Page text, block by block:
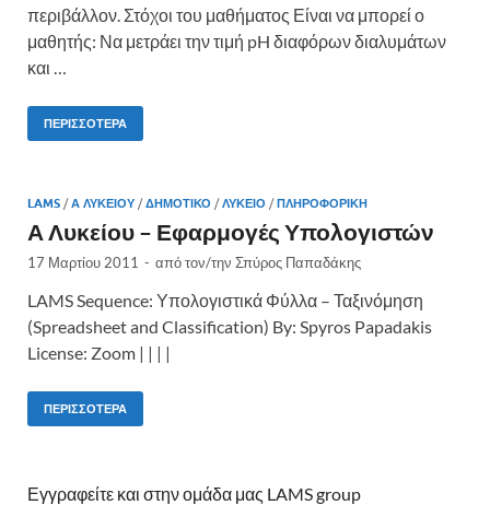
περιβάλλον. Στόχοι του μαθήματος Είναι να μπορεί ο
μαθητής: Να μετράει την τιμή pH διαφόρων διαλυμάτων
και …
ΠΕΡΙΣΣΌΤΕΡΑ
LAMS /Α ΛΥΚΕΊΟΥ /ΔΗΜΟΤΙΚΌ /ΛΎΚΕΙΟ /ΠΛΗΡΟΦΟΡΙΚΉ
Α Λυκείου – Εφαρμογές Υπολογιστών
17 Μαρτίου 2011 - από τον/την Σπύρος Παπαδάκης
LAMS Sequence: Υπολογιστικά Φύλλα – Ταξινόμηση
(Spreadsheet and Classification) By: Spyros Papadakis
License: Zoom | | | |
ΠΕΡΙΣΣΌΤΕΡΑ
Εγγραφείτε και στην ομάδα μας LAMS group